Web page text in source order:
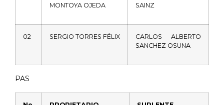
MONTOYA OJEDA
SAINZ
02 SERGIO TORRES FÉLIX CARLOS
ALBERTO
SANCHEZ OSUNA
PAS